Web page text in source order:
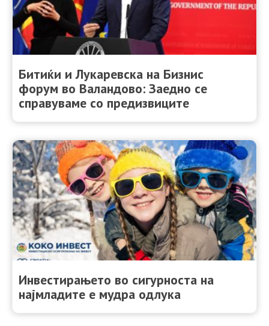
Битиќи и Лукаревска на Бизнис
форум во Валандово: Заедно се
справуваме со предизвиците
Инвестирањето во сигурноста на
најмладите е мудра одлука